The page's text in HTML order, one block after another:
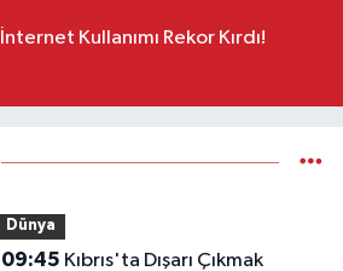
İnternet Kullanımı Rekor Kırdı!
Dünya
09:45